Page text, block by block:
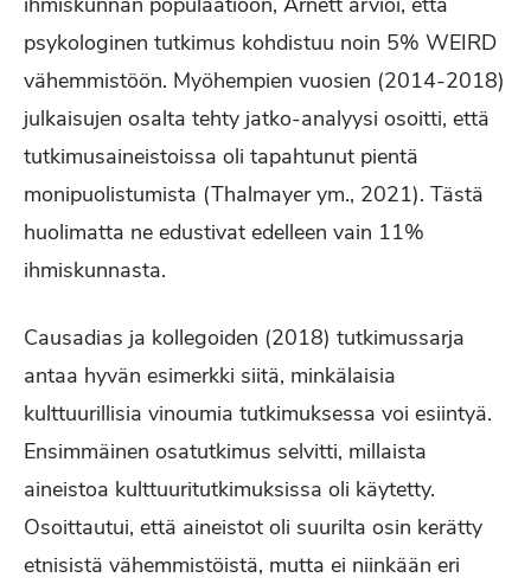
psykologinen tutkimus kohdistuu noin 5% WEIRD
vähemmistöön. Myöhempien vuosien (2014-2018)
julkaisujen osalta tehty jatko-analyysi osoitti, että
tutkimusaineistoissa oli tapahtunut pientä
monipuolistumista (Thalmayer ym., 2021). Tästä
huolimatta ne edustivat edelleen vain 11%
ihmiskunnasta.
Causadias ja kollegoiden (2018) tutkimussarja
antaa hyvän esimerkki siitä, minkälaisia
kulttuurillisia vinoumia tutkimuksessa voi esiintyä.
Ensimmäinen osatutkimus selvitti, millaista
aineistoa kulttuuritutkimuksissa oli käytetty.
Osoittautui, että aineistot oli suurilta osin kerätty
etnisistä vähemmistöistä, mutta ei niinkään eri